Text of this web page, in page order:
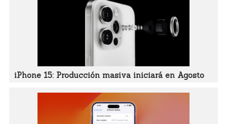
iPhone 15: Producción masiva iniciará en Agosto